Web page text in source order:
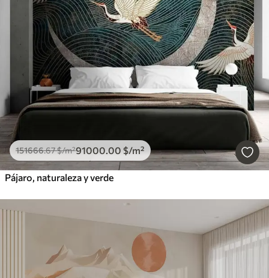
151666.67$/m²91000 .00 $/m²
Pájaro, naturaleza y verde